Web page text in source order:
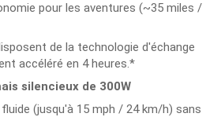
pour les aventures (~35 miles /
de la technologie d'échange
accéléré en 4 heures.*
silencieux de 300W
(jusqu'à 15 mph / 24 km/h) sans